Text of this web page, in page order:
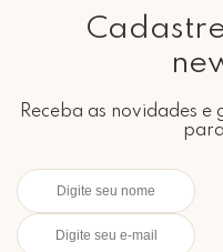
Receba as novidades e